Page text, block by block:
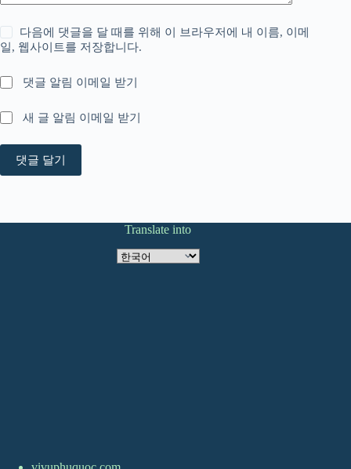
다음에 댓글을 달 때를 위해 이 브라우저에 내 이름, 이메
일, 웹사이트를 저장합니다.
댓글 알림 이메일 받기
새 글 알림 이메일 받기
댓글 달기
Translate into
Translate
into